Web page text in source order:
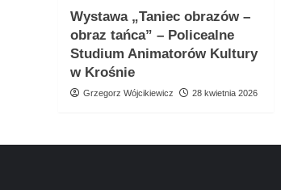
Wystawa „Taniec obrazów –
obraz tańca” – Policealne
Studium Animatorów Kultury
w Krośnie
Grzegorz Wójcikiewicz 28 kwietnia 2026